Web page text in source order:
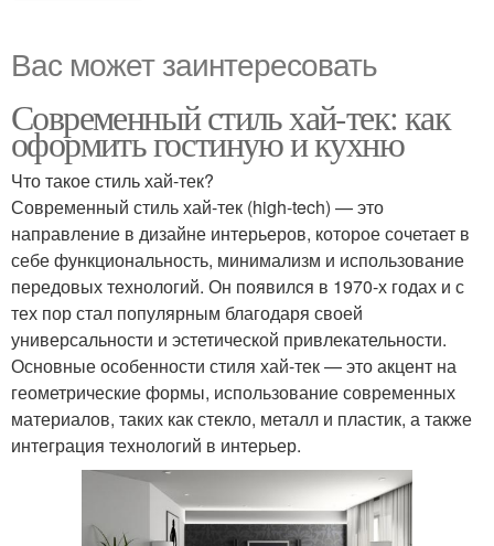
Вас может заинтересовать
Современный стиль хай-тек: как
оформить гостиную и кухню
Что такое стиль хай-тек?
Современный стиль хай-тек (high-tech) — это
направление в дизайне интерьеров, которое сочетает в
себе функциональность, минимализм и использование
передовых технологий. Он появился в 1970-х годах и с
тех пор стал популярным благодаря своей
универсальности и эстетической привлекательности.
Основные особенности стиля хай-тек — это акцент на
геометрические формы, использование современных
материалов, таких как стекло, металл и пластик, а также
интеграция технологий в интерьер.